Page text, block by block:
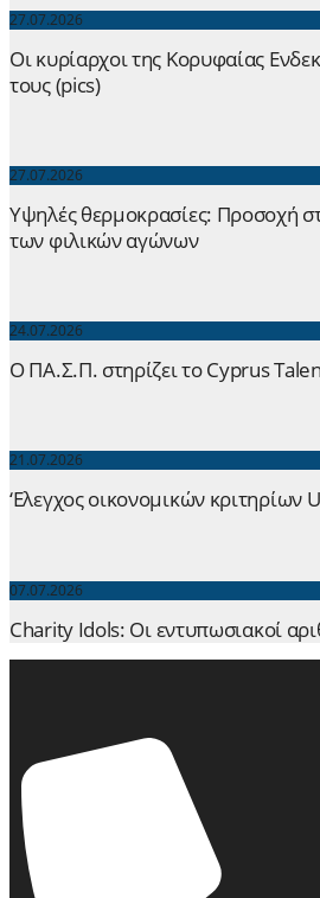
27.07.2026
Οι κυρίαρχοι της Κορυφαίας
τους (pics)
27.07.2026
Yψηλές θερμοκρασίες: Προσοχή
των φιλικών αγώνων
24.07.2026
Ο ΠΑ.Σ.Π. στηρίζει το Cyprus
21.07.2026
‘Ελεγχος οικονομικών κριτηρίων
07.07.2026
Charity Idols: Οι εντυπωσιακοί